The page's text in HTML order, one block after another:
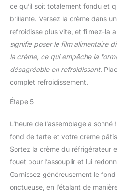
ce qu’il soit totalement fondu et
brillante. Versez la crème dans
refroidisse plus vite, et filmez-la
signifie poser le film alimentaire
la crème, ce qui empêche la
désagréable en refroidissant.
complet refroidissement.
Étape 5
L’heure de l’assemblage a
fond de tarte et votre crème
Sortez la crème du réfrigérateur
fouet pour l’assouplir et lui
Garnissez généreusement le
onctueuse, en l’étalant de